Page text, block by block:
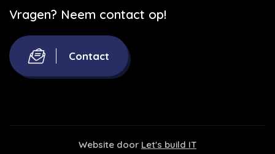
Vragen? Neem contact op!
Contact
Website door Let's build IT